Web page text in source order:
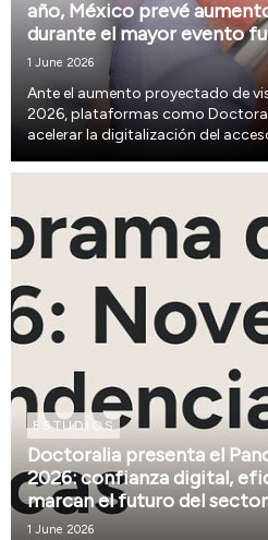
año, México prevé
durante el mayor evento
1 June 2026
Ante el aumento proyectado de
2026, plataformas como
acelerar la digitalización del
ESTUDIOS
Doctoralia presenta el
2026: confianza digital,
marcan el futuro del sector
1 June 2026